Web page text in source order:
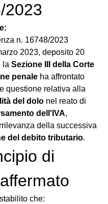
2023
n. 16748/2023
2023, deposito 20
la Sezione III della Corte
penale ha affrontato
del dolo
dell'IVA,
del debito tributario.
di
che: